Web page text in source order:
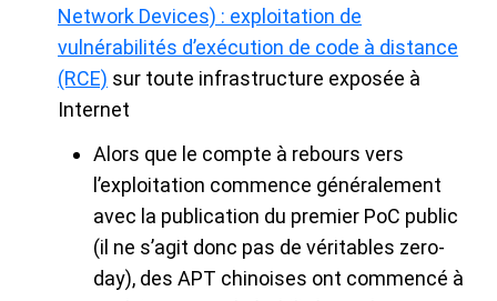
Network Devices) : exploitation de
vulnérabilités d’exécution de code à distance
(RCE) sur toute infrastructure exposée à
Internet
Alors que le compte à rebours vers
l’exploitation commence généralement
avec la publication du premier PoC public
(il ne s’agit donc pas de véritables zero-
day), des APT chinoises ont commencé à